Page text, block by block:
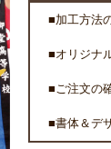
■加工方法
■オリジナ
■ご注文の
■書体＆デ